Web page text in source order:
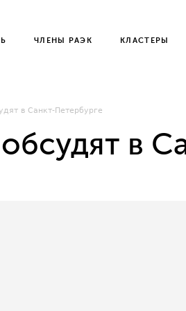
ЧЛЕНЫ РАЭК КЛАСТЕРЫ
в Санкт-Петербурге
в